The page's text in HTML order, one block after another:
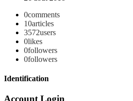
0comments
10articles
3572users
0likes
0followers
0followers
Identification